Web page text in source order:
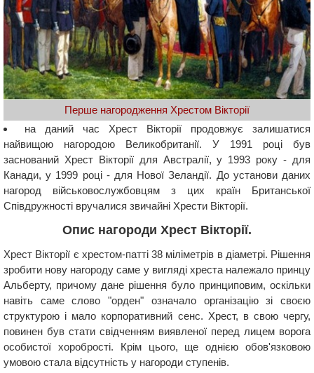
Перше нагородження Хрестом Вікторії
на даний час Хрест Вікторії продовжує залишатися
найвищою нагородою Великобританії. У 1991 році був
заснований Хрест Вікторії для Австралії, у 1993 року - для
Канади, у 1999 році - для Нової Зеландії. До установи даних
нагород військовослужбовцям з цих країн Британської
Співдружності вручалися звичайні Хрести Вікторії.
Опис нагороди Хрест Вікторії.
Хрест Вікторії є хрестом-патті 38 міліметрів в діаметрі. Рішення
зробити нову нагороду саме у вигляді хреста належало принцу
Альберту, причому дане рішення було принциповим, оскільки
навіть саме слово "орден" означало організацію зі своєю
структурою і мало корпоративний сенс. Хрест, в свою чергу,
повинен був стати свідченням виявленої перед лицем ворога
особистої хоробрості. Крім цього, ще однією обов'язковою
умовою стала відсутність у нагороди ступенів.